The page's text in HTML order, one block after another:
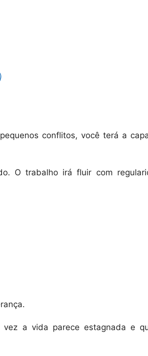
conflitos, você terá a
O trabalho irá fluir com
vez a vida parece estagnada e